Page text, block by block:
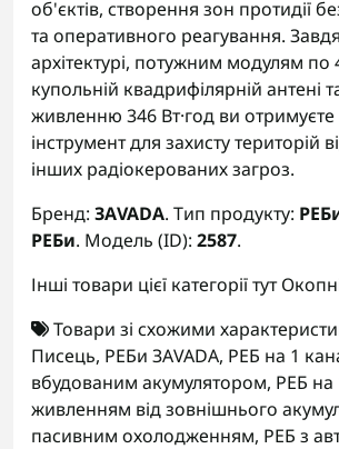
об'єктів, створення зон протидії
та оперативного реагування.
архітектурі, потужним модулям по
купольній квадрифілярній антені
живленню 346 Вт·год ви
інструмент для захисту територій
інших радіокерованих загроз.
Бренд: ЗАVADA. Тип продукту:
РЕБи. Модель (ID): 2587.
Інші товари цієї категорії тут
Товари зі схожими
Писець, РЕБи ЗАVADA, РЕБ на 1
вбудованим акумулятором, РЕБ на
живленням від зовнішнього
пасивним охолодженням, РЕБ з